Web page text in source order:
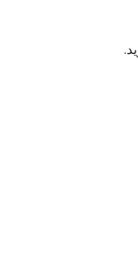
.